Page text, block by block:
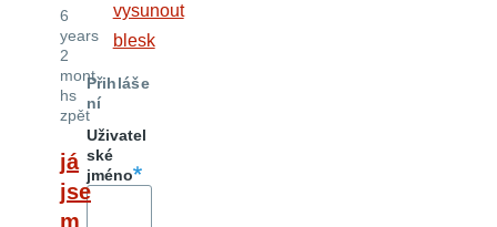
6
years
2
mont
hs
zpět
já
jse
m
vysunout
blesk
Přihláše
ní
Uživatel
ské
jméno